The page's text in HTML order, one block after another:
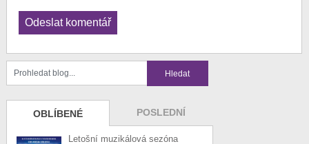
OBLÍBENÉ POSLEDNÍ
Letošní muzikálová sezóna